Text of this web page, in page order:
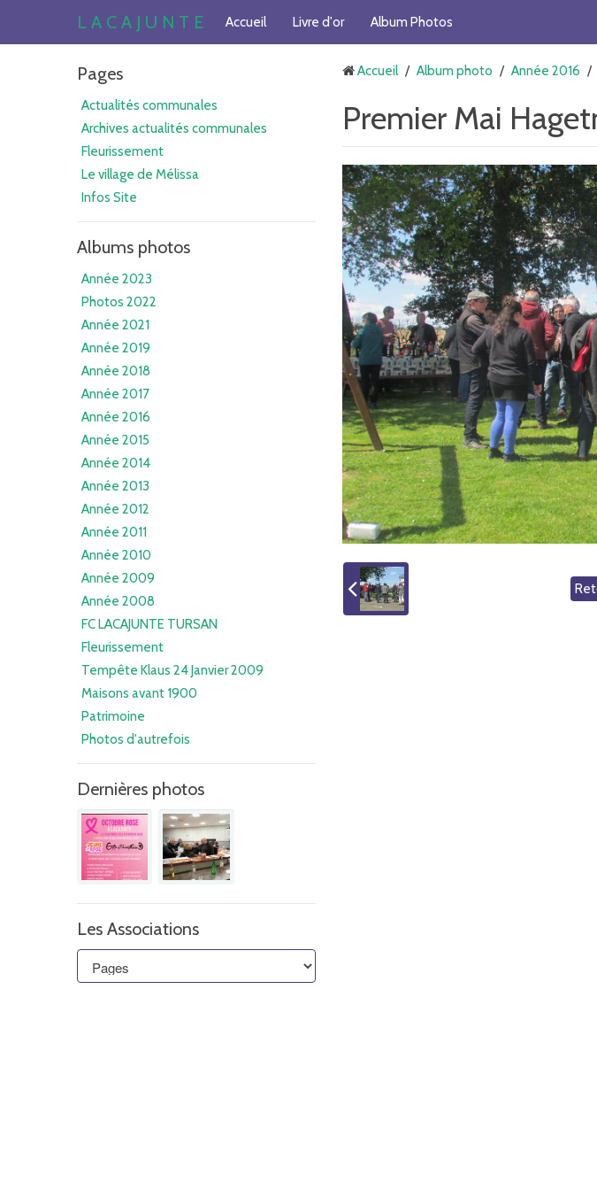
L A C A J U N T E Accueil Livre d'or Album Photos
Pages
Actualités communales
Archives actualités communales
Fleurissement
Le village de Mélissa
Infos Site
Albums photos
Année 2023
Photos 2022
Année 2021
Année 2019
Année 2018
Année 2017
Année 2016
Année 2015
Année 2014
Année 2013
Année 2012
Année 2011
Année 2010
Année 2009
Année 2008
FC LACAJUNTE TURSAN
Fleurissement
Tempête Klaus 24 Janvier 2009
Maisons avant 1900
Patrimoine
Photos d'autrefois
Dernières photos
Les Associations
Accueil / Album photo / Année 2016 /
Premier Mai